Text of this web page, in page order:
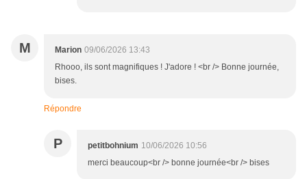
M Marion 09/06/2026 13:43
Rhooo, ils sont magnifiques ! J'adore ! <br /> Bonne journée,
bises.
Répondre
P petitbohnium 10/06/2026 10:56
merci beaucoup<br /> bonne journée<br /> bises